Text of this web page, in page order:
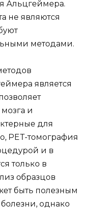
Альцгеймера.
не являются
методами.
является
и
для
PET-томография
и в
только в
образцов
быть полезным
однако